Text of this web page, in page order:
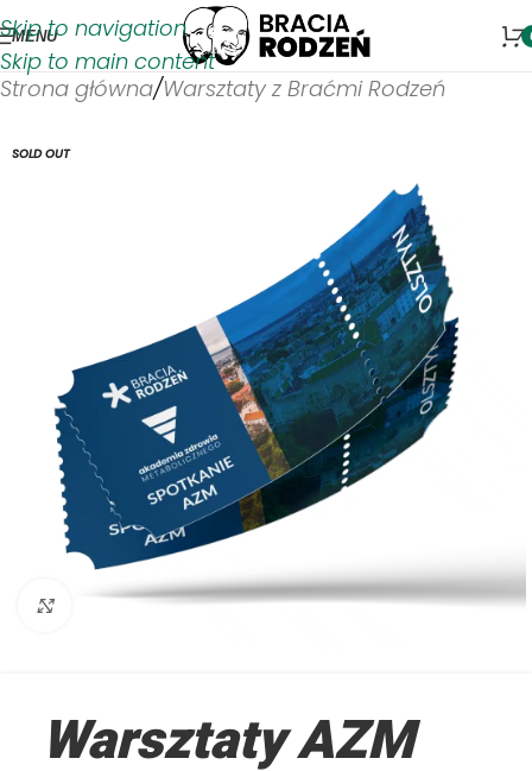
Skip to navigation
Skip to main content
MENU
Strona główna/Warsztaty z Braćmi Rodzeń
SOLD OUT
Kliknij aby powiększyć
Warsztaty AZM